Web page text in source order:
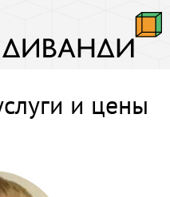
и цены